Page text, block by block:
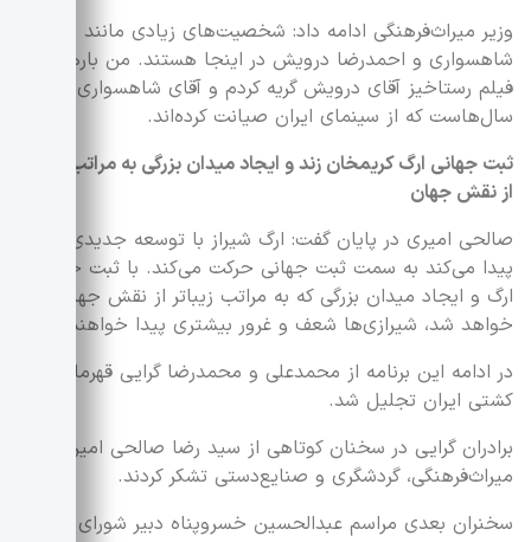
وزیر میراث‌فرهنگی ادامه داد: شخصیت‌های زیادی مانند منوچهر
شاهسواری و احمدرضا درویش در اینجا هستند. من بارها با
فیلم رستاخیز آقای درویش گریه کردم و آقای شاهسواری نیز
سال‌هاست که از سینمای ایران صیانت کرده‌اند.
ثبت جهانی ارگ کریمخان زند و ایجاد میدان بزرگی به مراتب زیباتر
از نقش جهان
صالحی امیری در پایان گفت: ارگ شیراز با توسعه جدیدی که
پیدا می‌کند به سمت ثبت جهانی حرکت می‌کند.‌ با ثبت جهانی
ارگ‌ و ایجاد میدان بزرگی که به مراتب زیباتر از نقش جهان
خواهد شد، شیرازی‌ها شعف و غرور بیشتری پیدا خواهند کرد.
در ادامه این برنامه از محمدعلی و محمدرضا گرایی قهرمانان
کشتی ایران تجلیل شد.
برادران گرایی در سخنان کوتاهی از سید رضا صالحی امیری وزیر
میراث‌فرهنگی، گردشگری و صنایع‌دستی تشکر کردند.
سخنران بعدی مراسم عبدالحسین خسروپناه دبیر شورای عالی